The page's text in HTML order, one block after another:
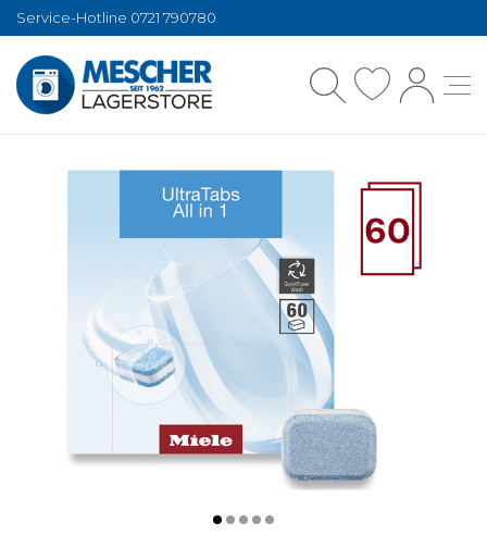
Service-Hotline 0721 790780